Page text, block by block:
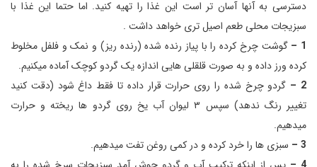
دسترسی به آنها آسان تر است این غذا را تهیه کنید. اما حتما این غذا با
سبزیجات محلی طعم اصیل تری خواهد داشت .
1 –
گوشت چرخ کرده را با پیاز رنده شده (رنده ریز) و نمک و فلفل مخلوط
کرده ورز داده و به صورت قلقلی هایی اندازه یک گردو کوچک آماده میکنیم.
2 –
گردو چرخ شده را روی حرارت قرار داده تا فقط داغ شود (دقت کنید
تغییر رنگ ندهد) سپس ۳ لیوان آب یخ روی گردو ها ریخته و حرارت
میدهیم.
3 –
سبزی ها را خرد کرده و در کمی روغن تفت میدهیم.